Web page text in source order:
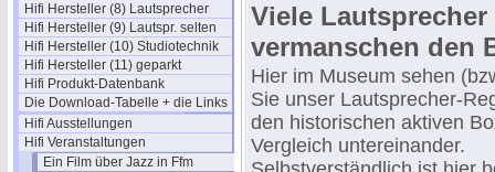
Hifi Hersteller (8) Lautsprecher
Hifi Hersteller (9) Lautspr. selten
Hifi Hersteller (10) Studiotechnik
Hifi Hersteller (11) geparkt
Hifi Produkt-Datenbank
Die Download-Tabelle + die Links
Hifi Ausstellungen
Hifi Veranstaltungen
Ein Film über Jazz in Ffm
Viele Lautsprecher
vermanschen den
Hier im Museum sehen
Sie unser Lautsprecher-
den historischen aktiven
Vergleich untereinander.